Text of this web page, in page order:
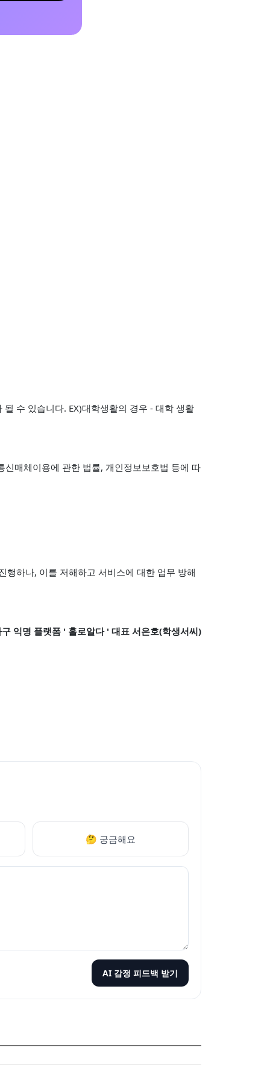
수 있습니다. EX)대학생활의 경우 - 대학 생활
매체이용에 관한 법률, 개인정보보호법 등에 따
하나, 이를 저해하고 서비스에 대한 업무 방해
익명 플랫폼 ' 홀로알다 ' 대표 서은호(학생서씨)
🤔 궁금해요
AI 감정 피드백 받기